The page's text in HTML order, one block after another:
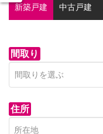
新築戸建 中古戸建
間取り
住所